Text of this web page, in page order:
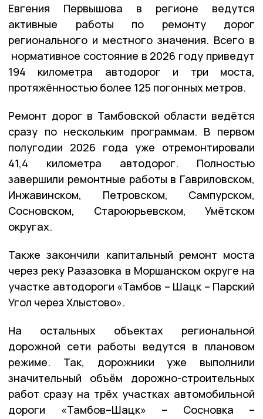
Евгения Первышова в регионе ведутся
активные работы по ремонту дорог
регионального и местного значения. Всего в
нормативное состояние в 2026 году приведут
194 километра автодорог и три моста,
протяжённостью более 125 погонных метров.
Ремонт дорог в Тамбовской области ведётся
сразу по нескольким программам. В первом
полугодии 2026 года уже отремонтировали
41,4 километра автодорог. Полностью
завершили ремонтные работы в Гавриловском,
Инжавинском, Петровском, Сампурском,
Сосновском, Староюрьевском, Умётском
округах.
Также закончили капитальный ремонт моста
через реку Разазовка в Моршанском округе на
участке автодороги «Тамбов – Шацк – Парский
Угол через Хлыстово».
На остальных объектах региональной
дорожной сети работы ведутся в плановом
режиме. Так, дорожники уже выполнили
значительный объём дорожно-строительных
работ сразу на трёх участках автомобильной
дороги «Тамбов–Шацк» – Сосновка –